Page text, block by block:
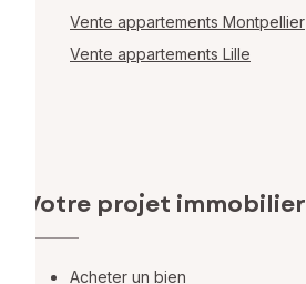
Vente appartements Montpellier
Vente appartements Lille
Votre projet immobilier
Acheter un bien